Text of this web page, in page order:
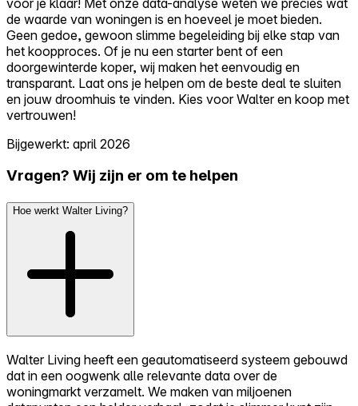
de waarde van woningen is en hoeveel je moet bieden.
Geen gedoe, gewoon slimme begeleiding bij elke stap van
het koopproces. Of je nu een starter bent of een
doorgewinterde koper, wij maken het eenvoudig en
transparant. Laat ons je helpen om de beste deal te sluiten
en jouw droomhuis te vinden. Kies voor Walter en koop met
vertrouwen!
Bijgewerkt: april 2026
Vragen? Wij zijn er om te helpen
Hoe werkt Walter Living?
Walter Living heeft een geautomatiseerd systeem gebouwd
dat in een oogwenk alle relevante data over de
woningmarkt verzamelt. We maken van miljoenen